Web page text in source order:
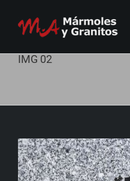
content
IMG 02